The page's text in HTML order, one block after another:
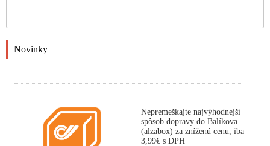
Novinky
Nepremeškajte najvýhodnejší
spôsob dopravy do Balíkova
(alzabox) za zníženú cenu, iba
3,99€ s DPH